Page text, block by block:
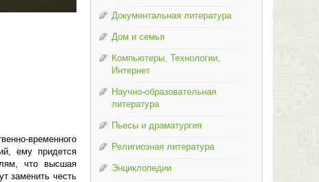
временного
ему придется
что высшая
заменить честь
Документальная литература
Дом и семья
Компьютеры, Технологии,
Интернет
Научно-образовательная
литература
Пьесы и драматургия
Религиозная литература
Энциклопедии